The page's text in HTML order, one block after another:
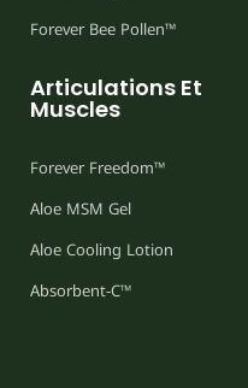
Forever Bee Pollen™
Articulations Et
Muscles
Forever Freedom™
Aloe MSM Gel
Aloe Cooling Lotion
Absorbent-C™